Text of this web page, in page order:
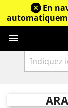
En
